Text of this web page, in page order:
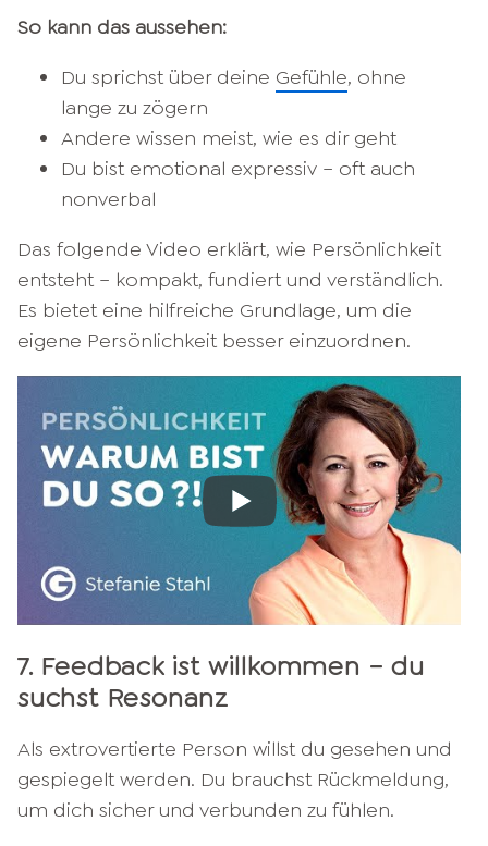
So kann das aussehen:
Du sprichst über deine Gefühle, ohne
lange zu zögern
Andere wissen meist, wie es dir geht
Du bist emotional expressiv – oft auch
nonverbal
Das folgende Video erklärt, wie Persönlichkeit
entsteht – kompakt, fundiert und verständlich.
Es bietet eine hilfreiche Grundlage, um die
eigene Persönlichkeit besser einzuordnen.
7. Feedback ist willkommen – du
suchst Resonanz
Als extrovertierte Person willst du gesehen und
gespiegelt werden. Du brauchst Rückmeldung,
um dich sicher und verbunden zu fühlen.